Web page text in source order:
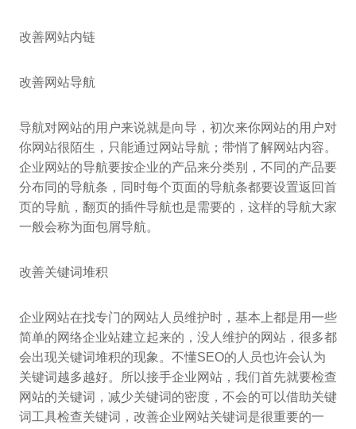
改善网站内链
改善网站导航
导航对网站的用户来说就是向导，初次来你网站的用户对
你网站很陌生，只能通过网站导航；带悄了解网站内容。
企业网站的导航要按企业的产品来分类别，不同的产品要
分布同的导航条，同时每个页面的导航条都要设置返回首
页的导航，翻页的插件导航也是需要的，这样的导航大家
一般会称为面包屑导航。
改善关键词堆积
企业网站在找专门的网站人员维护时，基本上都是用一些
简单的网络企业站建立起来的，没人维护的网站，很多都
会出现关键词堆积的现象。不懂SEO的人员也许会认为
关键词越多越好。所以接手企业网站，我们首先就要检查
网站的关键词，减少关键词的密度，不会的可以借助关键
词工具检查关键词，改善企业网站关键词是很重要的一